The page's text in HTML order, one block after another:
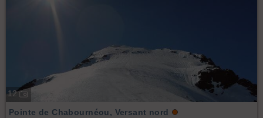
12
Pointe de Chabournéou, Versant nord